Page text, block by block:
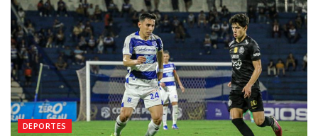
DEPORTES